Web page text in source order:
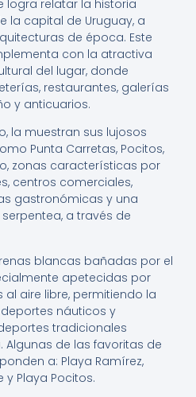
logra relatar la historia
la capital de Uruguay, a
de época. Este
con la atractiva
del lugar, donde
restaurantes, galerías
y anticuarios.
la muestran sus lujosos
Punta Carretas, Pocitos,
zonas características por
centros comerciales,
gastronómicas y una
a través de
blancas bañadas por el
apetecidas por
aire libre, permitiendo la
náuticos y
tradicionales
de las favoritas de
a: Playa Ramírez,
y Playa Pocitos.